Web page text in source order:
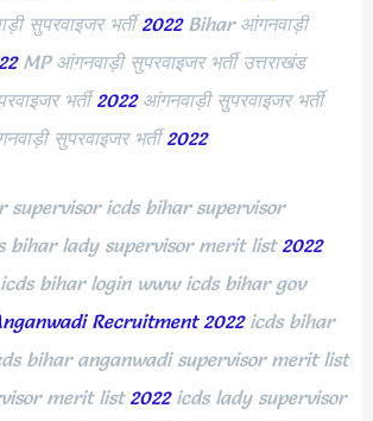
सुपरवाइजर भर्ती 2022Bihar आंगनवाड़ी
MP आंगनवाड़ी सुपरवाइजर भर्ती उत्तराखंड
भर्ती 2022आंगनवाड़ी सुपरवाइजर भर्ती
सुपरवाइजर भर्ती2022
supervisor icds bihar supervisor
bihar lady supervisor merit list 2022
bihar login www icds bihar gov
Recruitment 2022icds bihar
bihar anganwadi supervisor merit list
merit list2022icds lady supervisor